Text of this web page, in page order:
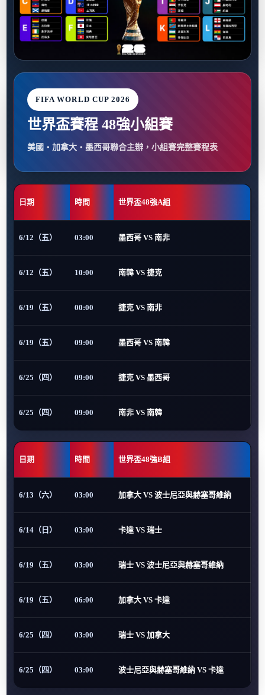
FIFA WORLD CUP 2026
世界盃賽程 48強小組賽
美國・加拿大・墨西哥聯合主辦，小組賽完整賽程表
日期 時間 世界盃48強A組
6/12（五） 03:00 墨西哥 VS 南非
6/12（五） 10:00 南韓 VS 捷克
6/19（五） 00:00 捷克 VS 南非
6/19（五） 09:00 墨西哥 VS 南韓
6/25（四） 09:00 捷克 VS 墨西哥
6/25（四） 09:00 南非 VS 南韓
日期 時間 世界盃48強B組
6/13（六） 03:00 加拿大 VS 波士尼亞與赫塞哥維納
6/14（日） 03:00 卡達 VS 瑞士
6/19（五） 03:00 瑞士 VS 波士尼亞與赫塞哥維納
6/19（五） 06:00 加拿大 VS 卡達
6/25（四） 03:00 瑞士 VS 加拿大
6/25（四） 03:00 波士尼亞與赫塞哥維納 VS 卡達